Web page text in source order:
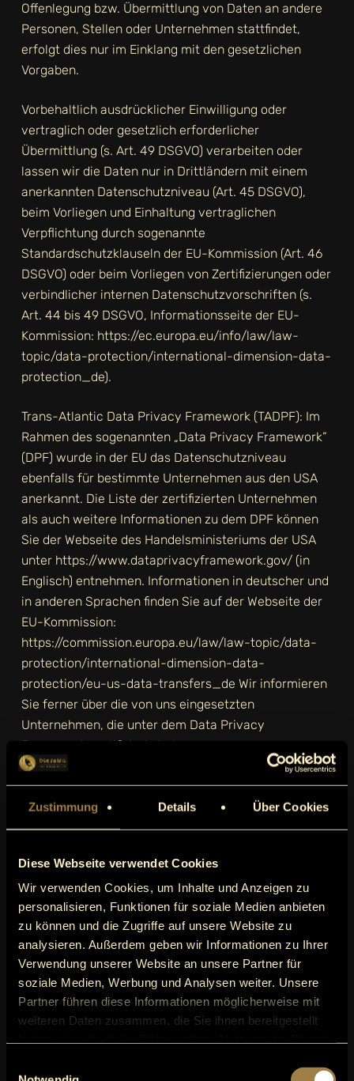
Zustimmung Details Über Cookies
Diese Webseite verwendet Cookies
Wir verwenden Cookies, um Inhalte und Anzeigen zu
personalisieren, Funktionen für soziale Medien anbieten
zu können und die Zugriffe auf unsere Website zu
analysieren. Außerdem geben wir Informationen zu Ihrer
Verwendung unserer Website an unsere Partner für
soziale Medien, Werbung und Analysen weiter. Unsere
Partner führen diese Informationen möglicherweise mit
weiteren Daten zusammen, die Sie ihnen bereitgestellt
Offenlegung bzw. Übermittlung von Daten an andere
Personen, Stellen oder Unternehmen stattfindet,
erfolgt dies nur im Einklang mit den gesetzlichen
Vorgaben.
Vorbehaltlich ausdrücklicher Einwilligung oder
vertraglich oder gesetzlich erforderlicher
Übermittlung (s. Art. 49 DSGVO) verarbeiten oder
lassen wir die Daten nur in Drittländern mit einem
anerkannten Datenschutzniveau (Art. 45 DSGVO),
beim Vorliegen und Einhaltung vertraglichen
Verpflichtung durch sogenannte
Standardschutzklauseln der EU-Kommission (Art. 46
DSGVO) oder beim Vorliegen von Zertifizierungen oder
verbindlicher internen Datenschutzvorschriften (s.
Art. 44 bis 49 DSGVO, Informationsseite der EU-
Kommission: https://ec.europa.eu/info/law/law-
topic/data-protection/international-dimension-data-
protection_de).
Trans-Atlantic Data Privacy Framework (TADPF): Im
Rahmen des sogenannten „Data Privacy Framework”
(DPF) wurde in der EU das Datenschutzniveau
ebenfalls für bestimmte Unternehmen aus den USA
anerkannt. Die Liste der zertifizierten Unternehmen
als auch weitere Informationen zu dem DPF können
Sie der Webseite des Handelsministeriums der USA
unter https://www.dataprivacyframework.gov/(in
Englisch) entnehmen. Informationen in deutscher und
in anderen Sprachen finden Sie auf der Webseite der
EU-Kommission:
https://commission.europa.eu/law/law-topic/data-
protection/international-dimension-data-
protection/eu-us-data-transfers_de Wir informieren
Sie ferner über die von uns eingesetzten
Unternehmen, die unter dem Data Privacy
Framework zertifiziert sind.
Einsatz von Cookies
Cookies sind kleine Textdateien, bzw. sonstige
Speichervermerke, die Informationen auf Endgeräten
auslesen. Z.B. um den Login-Status in einem
Nutzerkonto, einen Warenkorbinhalt in einem E-Shop,
die aufgerufenen Inhalte oder verwendete Funktionen
eines Onlineangebotes speichern. Cookies können
ferner zu unterschiedlichen Zwecken eingesetzt
werden, z.B. zu Zwecken der Funktionsfähigkeit,
Sicherheit und Komfort von Onlineangeboten sowie
der Erstellung von Analysen der Besucherströme.
Einklang mit den gesetzlichen Vorschriften ein. Daher